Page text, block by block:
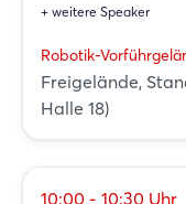
+ weitere Speaker
Robotik-
Freigelände,
Halle 18)
10:00 - 10:30 Uhr